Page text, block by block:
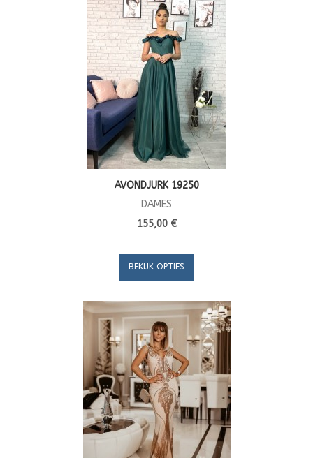
AVONDJURK 19250
DAMES
155,00 €
BEKIJK OPTIES